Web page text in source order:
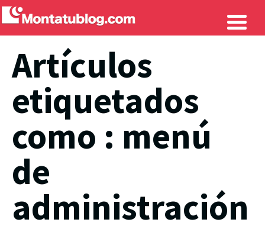
Artículos
etiquetados
como : menú
de
administración